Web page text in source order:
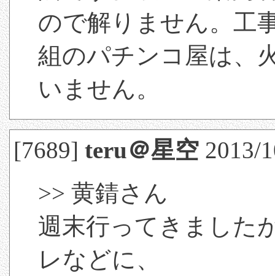
ので解りません。工
組のパチンコ屋は、
いません。
[7689]teru＠星空 2013/
>> 黄錆さん
週末行ってきました
レなどに、